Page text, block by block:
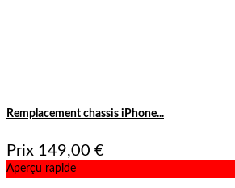
Remplacement chassis iPhone...
Prix 149,00 €
Aperçu rapide